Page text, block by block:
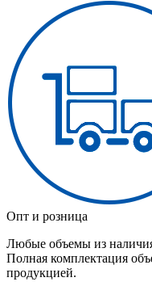
Опт и розница
Любые объемы из
Полная комплектация
продукцией.